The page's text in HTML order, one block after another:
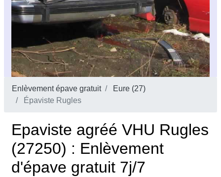
Enlèvement épave gratuit
Eure (27)
Épaviste Rugles
Epaviste agréé VHU Rugles
(27250) : Enlèvement
d'épave gratuit 7j/7